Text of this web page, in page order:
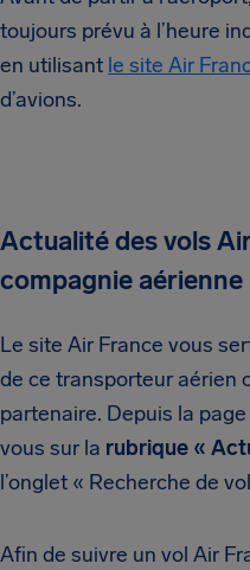
toujours prévu à l’heure
en utilisant le site Air
d’avions.
Actualité des vols
compagnie aérienne
Le site Air France vous
de ce transporteur aérien
partenaire. Depuis la page
vous sur la rubrique «
l’onglet « Recherche de
Afin de suivre un vol Air